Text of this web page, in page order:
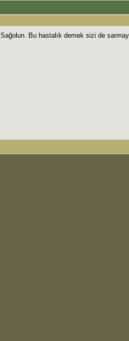
Sağolun. Bu hastalık demek sizi de